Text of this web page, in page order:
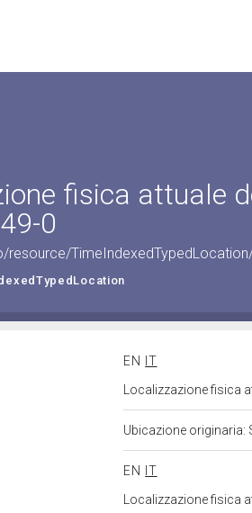
fisica attuale
0
resource/
EN
IT
Localizzazione fisica
Ubicazione originaria:
EN
IT
Localizzazione fisica